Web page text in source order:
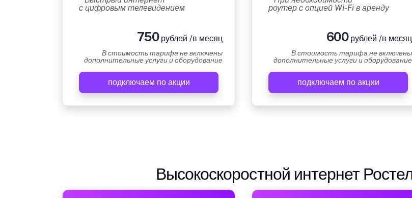
с цифровым телевидением
750рублей /в месяц
В стоимость тарифа не включены
дополнительные услуги и оборудование
подключаем по акции
роутер с опцией Wi-Fi в аренду
600рублей /в месяц
В стоимость тарифа не включены
дополнительные услуги и оборудование
подключаем по акции
Высокоскоростной интернет